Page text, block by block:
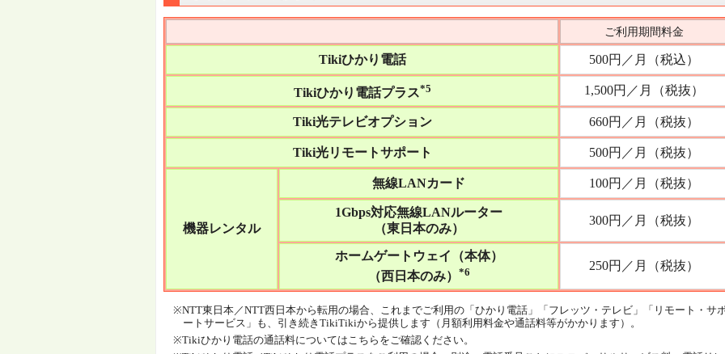
ご利用期間料金
Tikiひかり電話 500円／月（税込）
Tikiひかり電話プラス*5 1,500円／月（税抜）
Tiki光テレビオプション 660円／月（税抜）
Tiki光リモートサポート 500円／月（税抜）
機器レンタル
無線LANカード 100円／月（税抜）
1Gbps対応無線LANルーター
（東日本のみ）
300円／月（税抜）
ホームゲートウェイ（本体）
（西日本のみ） *6 250円／月（税抜）
※NTT東日本／NTT西日本から転用の場合、これまでご利用の「ひかり電話」「フレッツ・テレビ」「リモート・サ
ートサービス」も、引き続きTikiTikiから提供します（月額利用料金や通話料等がかかります）。
※Tikiひかり電話の通話料についてはこちらをご確認ください。